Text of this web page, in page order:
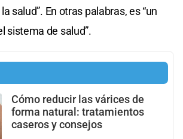
salud”. En otras palabras, es “un
sistema de salud”.
Cómo reducir las várices de
forma natural: tratamientos
caseros y consejos